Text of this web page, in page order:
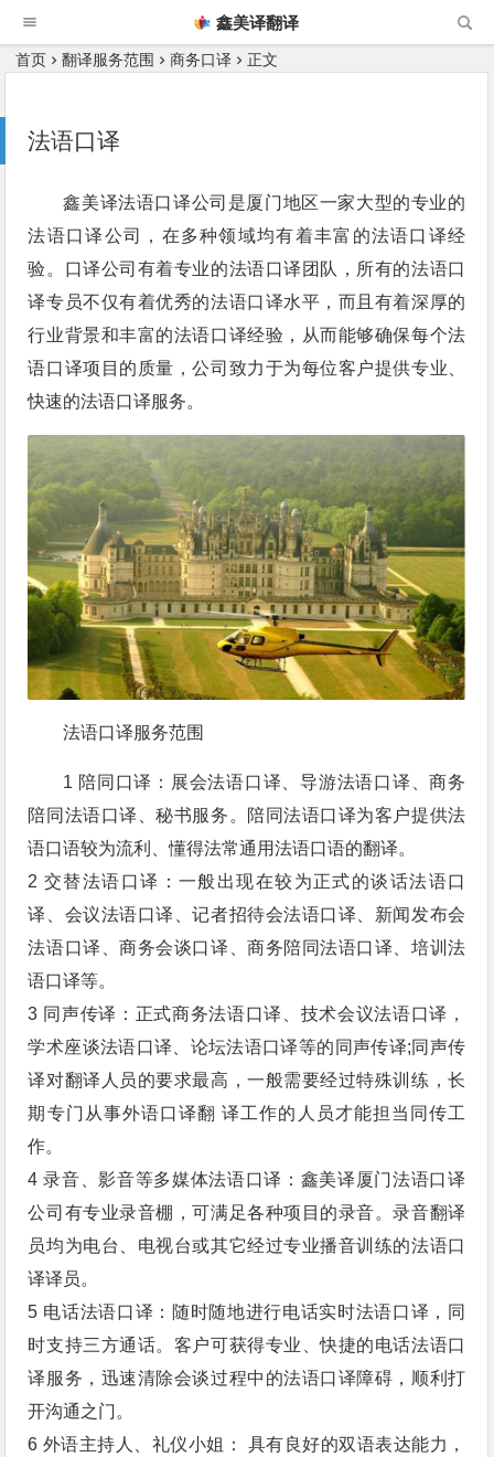
鑫美译翻译
首页 翻译服务范围 商务口译 正文
法语口译
鑫美译法语口译公司是厦门地区一家大型的专业的
法语口译公司，在多种领域均有着丰富的法语口译经
验。口译公司有着专业的法语口译团队，所有的法语口
译专员不仅有着优秀的法语口译水平，而且有着深厚的
行业背景和丰富的法语口译经验，从而能够确保每个法
语口译项目的质量，公司致力于为每位客户提供专业、
快速的法语口译服务。
法语口译服务范围
1 陪同口译：展会法语口译、导游法语口译、商务
陪同法语口译、秘书服务。陪同法语口译为客户提供法
语口语较为流利、懂得法常通用法语口语的翻译。
2 交替法语口译：一般出现在较为正式的谈话法语口
译、会议法语口译、记者招待会法语口译、新闻发布会
法语口译、商务会谈口译、商务陪同法语口译、培训法
语口译等。
3 同声传译：正式商务法语口译、技术会议法语口译，
学术座谈法语口译、论坛法语口译等的同声传译;同声传
译对翻译人员的要求最高，一般需要经过特殊训练，长
期专门从事外语口译翻 译工作的人员才能担当同传工
作。
4 录音、影音等多媒体法语口译：鑫美译厦门法语口译
公司有专业录音棚，可满足各种项目的录音。录音翻译
员均为电台、电视台或其它经过专业播音训练的法语口
译译员。
5 电话法语口译：随时随地进行电话实时法语口译，同
时支持三方通话。客户可获得专业、快捷的电话法语口
译服务，迅速清除会谈过程中的法语口译障碍，顺利打
开沟通之门。
6 外语主持人、礼仪小姐： 具有良好的双语表达能力，